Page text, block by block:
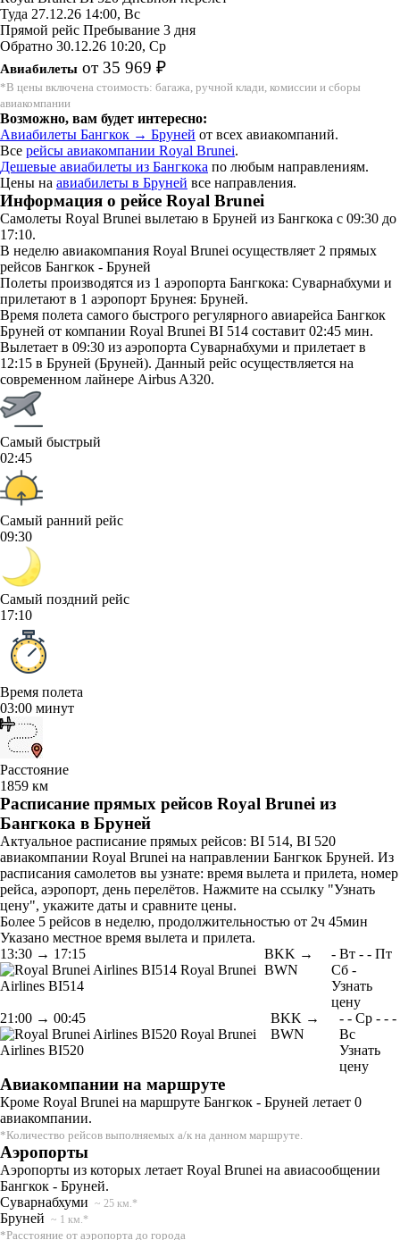
Туда 27.12.26 14:00, Вс
Прямой рейс Пребывание 3 дня
Обратно 30.12.26 10:20, Ср
Авиабилеты от 35 969 ₽
*В цены включена стоимость: багажа, ручной клади, комиссии и сборы
авиакомпании
Возможно, вам будет интересно:
Авиабилеты Бангкок → Бруней от всех авиакомпаний.
Все рейсы авиакомпании Royal Brunei.
Дешевые авиабилеты из Бангкока по любым направлениям.
Цены на авиабилеты в Бруней все направления.
Информация о рейсе Royal Brunei
Самолеты Royal Brunei вылетаю в Бруней из Бангкока с 09:30 до
17:10.
В неделю авиакомпания Royal Brunei осуществляет 2 прямых
рейсов Бангкок - Бруней
Полеты производятся из 1 аэропорта Бангкока: Суварнабхуми и
прилетают в 1 аэропорт Брунея: Бруней.
Время полета самого быстрого регулярного авиарейса Бангкок
Бруней от компании Royal Brunei BI 514 составит 02:45 мин.
Вылетает в 09:30 из аэропорта Суварнабхуми и прилетает в
12:15 в Бруней (Бруней). Данный рейс осуществляется на
современном лайнере Airbus A320.
Самый быстрый
02:45
Самый ранний рейс
09:30
Самый поздний рейс
17:10
Время полета
03:00 минут
Расстояние
1859 км
Расписание прямых рейсов Royal Brunei из
Бангкока в Бруней
Актуальное расписание прямых рейсов: BI 514, BI 520
авиакомпании Royal Brunei на направлении Бангкок Бруней. Из
расписания самолетов вы узнате: время вылета и прилета, номер
рейса, аэропорт, день перелётов. Нажмите на ссылку "Узнать
цену", укажите даты и сравните цены.
Более 5 рейсов в неделю, продолжительностью от 2ч 45мин
Указано местное время вылета и прилета.
13:30 → 17:15
Royal Brunei
Airlines BI514
BKK →
BWN
- Вт - - Пт
Сб -
Узнать
цену
21:00 → 00:45
Royal Brunei
Airlines BI520
BKK →
BWN
- - Ср - - -
Вс
Узнать
цену
Авиакомпании на маршруте
Кроме Royal Brunei на маршруте Бангкок - Бруней летает 0
авиакомпании.
*Количество рейсов выполняемых а/к на данном маршруте.
Аэропорты
Аэропорты из которых летает Royal Brunei на авиасообщении
Бангкок - Бруней.
Суварнабхуми ~ 25 км.*
Бруней ~ 1 км.*
*Расстояние от аэропорта до города